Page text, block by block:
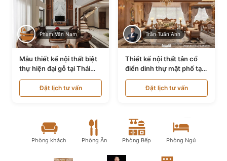
Phạm Văn Nam
Mẫu thiết kế nội thất biệt
thự hiện đại gỗ tại Thái
Bình NT9188719
Đặt lịch tư vấn
Trần Tuấn Anh
Thiết kế nội thất tân cổ
điển dinh thự mặt phố tại
Quảng Ninh NT24531
Đặt lịch tư vấn
Phòng khách Phòng Ăn Phòng Bếp Phòng Ngủ